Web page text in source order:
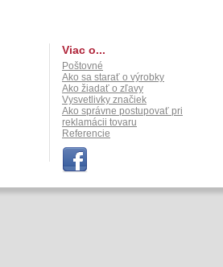
Viac o...
Poštovné
Ako sa starať o výrobky
Ako žiadať o zľavy
Vysvetlivky značiek
Ako správne postupovať pri
reklamácii tovaru
Referencie